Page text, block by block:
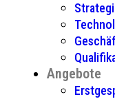
Angebote